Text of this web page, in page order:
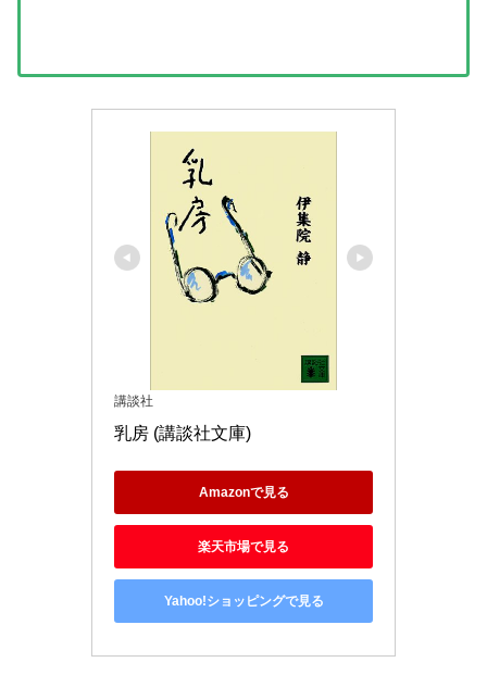
講談社
乳房 (講談社文庫)
Amazonで見る
楽天市場で見る
Yahoo!ショッピングで見る